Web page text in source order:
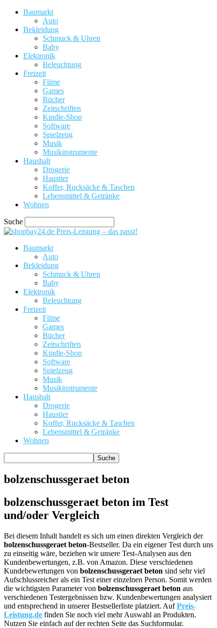
Baumarkt
Auto
Bekleidung
Schmuck & Uhren
Baby
Elektronik
Beleuchtung
Freizeit
Filme
Games
Bücher
Zeitschriften
Kindle-Shop
Software
Spielzeug
Musik
Musikinstrumente
Haushalt
Drogerie
Haustier
Koffer, Rucksäcke & Taschen
Lebensmittel & Getränke
Wohnen
Suche
Preis-Leistung – das passt!
Baumarkt
Auto
Bekleidung
Schmuck & Uhren
Baby
Elektronik
Beleuchtung
Freizeit
Filme
Games
Bücher
Zeitschriften
Kindle-Shop
Software
Spielzeug
Musik
Musikinstrumente
Haushalt
Drogerie
Haustier
Koffer, Rucksäcke & Taschen
Lebensmittel & Getränke
Wohnen
bolzenschussgeraet beton
bolzenschussgeraet beton im Test
und/oder Vergleich
Bei diesem Inhalt handelt es sich um einen direkten Vergleich der
bolzenschussgeraet beton-Bestseller. Da ein eigener Test durch uns
zu einseitig wäre, beziehen wir unsere Test-Analysen aus den
Kundenbewertungen, z.B. von Amazon. Diese verschiedenen
Kundebewertungen von bolzenschussgeraet beton sind sehr viel
Aufschlussreicher als ein Test einer einzelnen Person. Somit werden
die wichtigsten Parameter von bolzenschussgeraet beton aus
verschiedenen Testergebnissen bzw. Kundenbewertungen analysiert
und entsprechend in unserer Bestsellerliste platziert. AufPreis-
Leistung.de finden Sie noch viel mehr Auswahl an Produkten.
Nutzen Sie einfach auf der rechten Seite das Suchformular.